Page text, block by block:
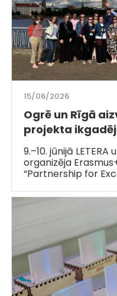
15/06/2026
Ogrē un Rīgā
projekta
9.–10. jūnijā
organizēja
“Partnership for